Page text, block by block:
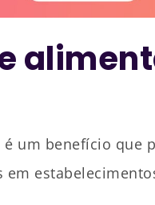
um benefício que